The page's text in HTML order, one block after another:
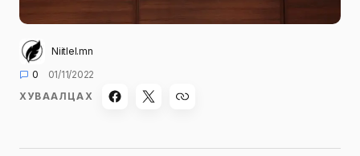
Niitlel.mn
0
01/11/2022
ХУВААЛЦАХ